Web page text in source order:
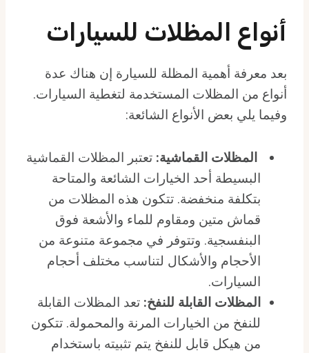
أنواع المظلات للسيارات
بعد معرفة أهمية المظلة للسيارة إن هناك عدة
أنواع من المظلات المستخدمة لتغطية السيارات.
وفيما يلي بعض الأنواع الشائعة:
المظلات القماشية: تعتبر المظلات القماشية
البسيطة أحد الخيارات الشائعة والمتاحة
بتكلفة منخفضة. تتكون هذه المظلات من
قماش متين ومقاوم للماء والأشعة فوق
البنفسجية. وتتوفر في مجموعة متنوعة من
الأحجام والأشكال لتناسب مختلف أحجام
السيارات.
المظلات القابلة للنفخ: تعد المظلات القابلة
للنفخ من الخيارات المرنة والمحمولة. تتكون
من هيكل قابل للنفخ يتم تثبيته باستخدام